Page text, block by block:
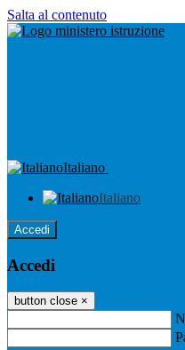
Salta al contenuto
Italiano
Italiano
Accedi
Accedi
button close ×